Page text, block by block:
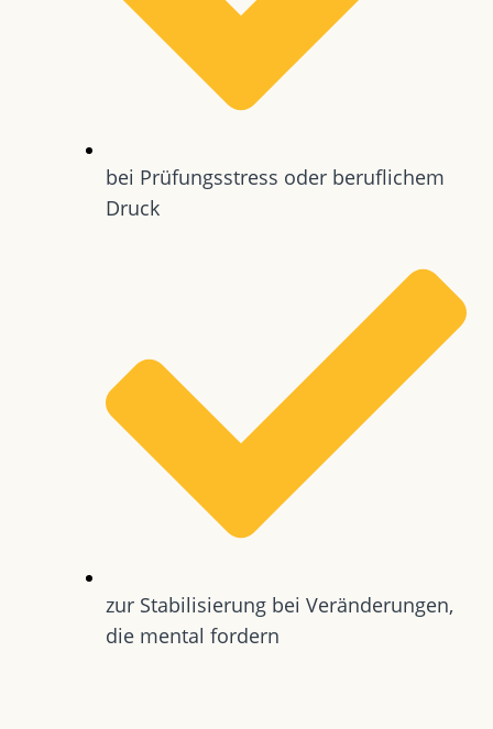
bei Prüfungsstress oder beruflichem
Druck
zur Stabilisierung bei Veränderungen,
die mental fordern